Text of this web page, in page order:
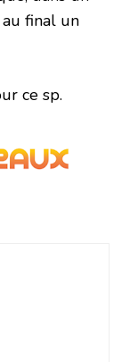
final un
ce sp.